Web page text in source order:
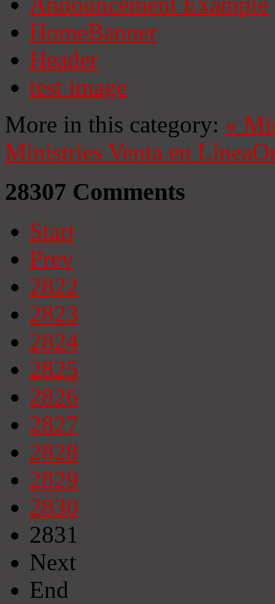
HomeBanner
Header
test image
More in this category: «
Ministries Venta en Línea
28307 Comments
Start
Prev
2822
2823
2824
2825
2826
2827
2828
2829
2830
2831
Next
End